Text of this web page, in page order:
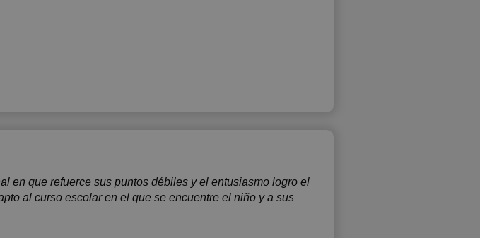
en que refuerce sus puntos débiles y el entusiasmo logro el
al curso escolar en el que se encuentre el niño y a sus